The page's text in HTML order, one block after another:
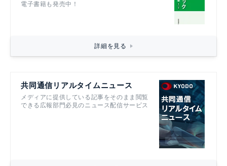
電子書籍も発売中！
詳細を見る
共同通信リアルタイムニュース
メディアに提供している記事をそのまま閲覧
できる広報部門必見のニュース配信サービス